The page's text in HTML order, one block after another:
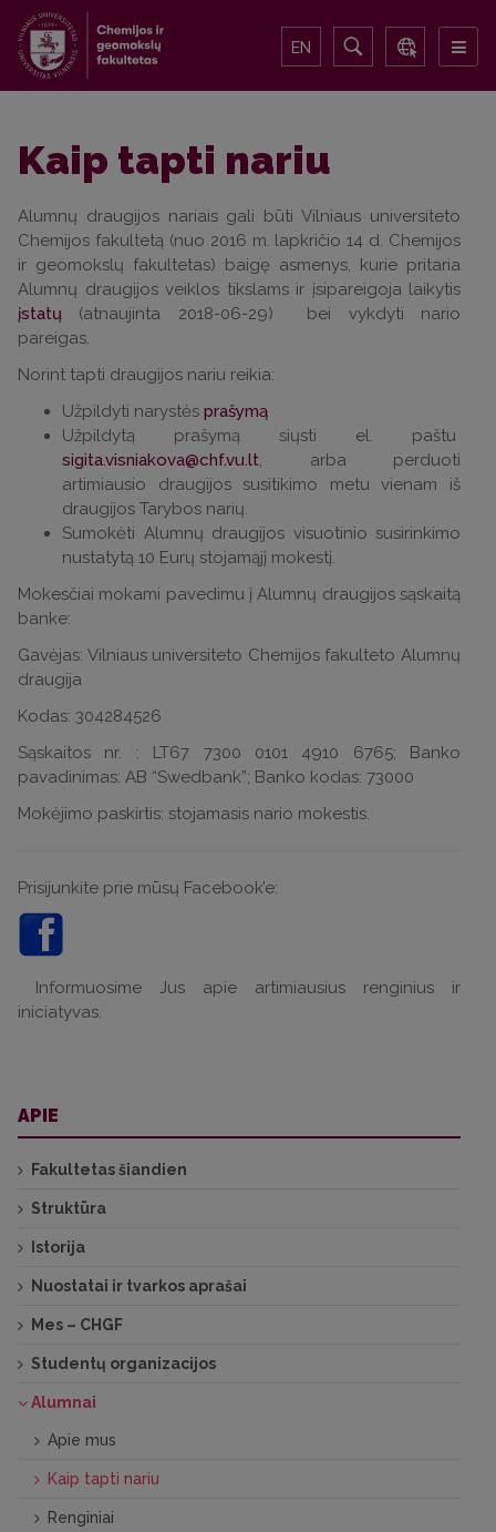
EN
Kaip tapti nariu
Alumnų draugijos nariais gali būti Vilniaus universiteto
Chemijos fakultetą (nuo 2016 m. lapkričio 14 d. Chemijos
ir geomokslų fakultetas) baigę asmenys, kurie pritaria
Alumnų draugijos veiklos tikslams ir įsipareigoja laikytis
įstatų (atnaujinta 2018-06-29) bei vykdyti nario
pareigas.
Norint tapti draugijos nariu reikia:
Užpildyti narystės prašymą
Užpildytą prašymą siųsti el. paštu
, arba perduoti
artimiausio draugijos susitikimo metu vienam iš
draugijos Tarybos narių.
Sumokėti Alumnų draugijos visuotinio susirinkimo
nustatytą 10 Eurų stojamąjį mokestį.
Mokesčiai mokami pavedimu į Alumnų draugijos sąskaitą
banke:
Gavėjas: Vilniaus universiteto Chemijos fakulteto Alumnų
draugija
Kodas: 304284526
Sąskaitos nr. : LT67 7300 0101 4910 6765; Banko
pavadinimas: AB “Swedbank”; Banko kodas: 73000
Mokėjimo paskirtis: stojamasis nario mokestis.
Prisijunkite prie mūsų Facebook’e:
Informuosime Jus apie artimiausius renginius ir
iniciatyvas.
APIE
Fakultetas šiandien
Struktūra
Istorija
Nuostatai ir tvarkos aprašai
Mes – CHGF
Studentų organizacijos
Alumnai
Apie mus
Kaip tapti nariu
Renginiai